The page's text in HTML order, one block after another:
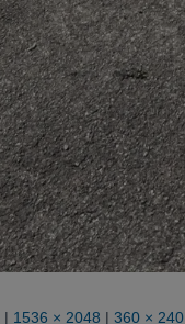
| 1536 × 2048 | 360 × 240